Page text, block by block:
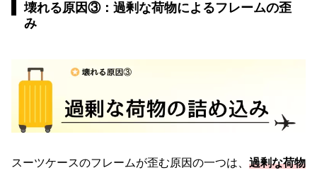
壊れる原因③：過剰な荷物によるフレームの歪
み
スーツケースのフレームが歪む原因の一つは、 過剰な荷物